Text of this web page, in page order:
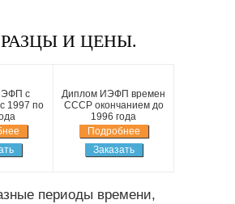
И ЦЕНЫ.
с
1997 по
Диплом ИЭФП времен
СССР окончанием до
1996 года
Подробнее
Заказать
периоды времени,